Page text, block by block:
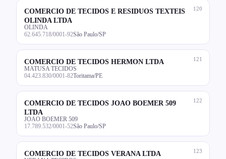
120
COMERCIO DE TECIDOS E RESIDUOS TEXTEIS
OLINDA LTDA
OLINDA
62.645.718/0001-92São Paulo/SP
121
COMERCIO DE TECIDOS HERMON LTDA
MATUSA TECIDOS
04.423.830/0001-82Toritama/PE
122
COMERCIO DE TECIDOS JOAO BOEMER 509
LTDA
JOAO BOEMER 509
17.789.532/0001-52São Paulo/SP
123
COMERCIO DE TECIDOS VERANA LTDA